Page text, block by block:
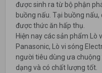
được sinh ra từ bộ phận
buồng nấu. Tại buồng
được thức ăn hấp thụ.
Hiện nay các sản phẩm Lò
Panasonic, Lò vi sóng
người tiêu dùng ưa
dạng và có chất lượng tốt.